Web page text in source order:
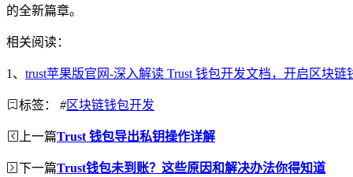
的全新篇章。
相关阅读：
1、 trust苹果版官网-深入解读 Trust 钱包开发文档，开启区块链
标签： #区块链钱包开发
上一篇Trust 钱包导出私钥操作详解
下一篇Trust钱包未到账？这些原因和解决办法你得知道